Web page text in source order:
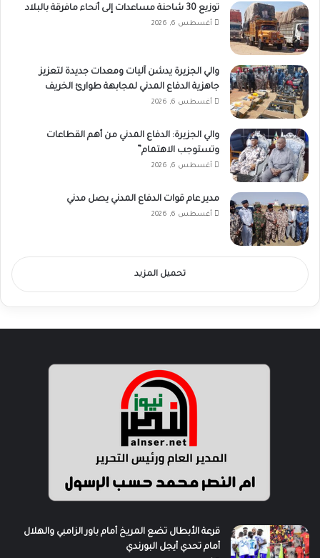
توزيع 30 شاحنة مساعدات إلى أنحاء مافرقة بالبلاد
أغسطس 6, 2026
والي الجزيرة يدشن آليات ومعدات جديدة لتعزيز
جاهزية الدفاع المدني لمجابهة طوارئ الخريف
أغسطس 6, 2026
والي الجزيرة: الدفاع المدني من أهم القطاعات
وتستوجب الاهتمام”
أغسطس 6, 2026
مدير عام قوات الدفاع المدني يصل مدني
أغسطس 6, 2026
تحميل المزيد
قرعة الأبطال تضع المريخ أمام باور الزامبي والهلال
أمام تحدي أيجل البورندي